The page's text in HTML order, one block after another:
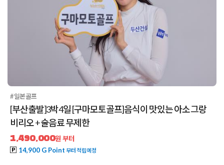
#일본골프
[부산출발]3박4일 [구마모토골프]음식이 맛있는 아소 그랑
비리오 + 술음료 무제한
1,490,000원 부터
14,900 G Point 부터 적립예정